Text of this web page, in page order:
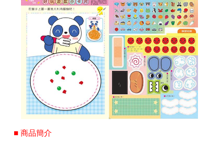
■ 商品簡介